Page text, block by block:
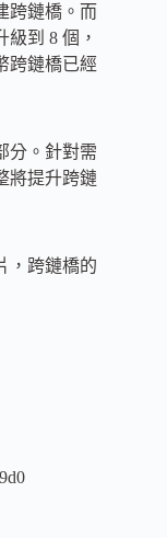
跨鏈橋。而
到 8 個，
跨鏈橋已經
分。針對需
將提升跨鏈
，跨鏈橋的